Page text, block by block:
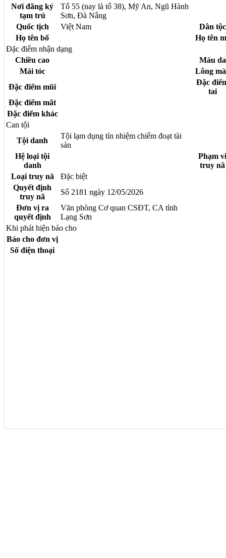
Nơi đăng ký
tạm trú
Tổ 55 (nay là tổ 38), Mỹ An, Ngũ Hành
Sơn, Đà Nẵng
Quốc tịch
Việt Nam
Dân tộc
Họ tên bố
Họ tên
Đặc điểm nhận dạng
Chiều cao
Màu da
Mái tóc
Lông
Đặc điểm mũi
Đặc
tai
Đặc điểm mắt
Đặc điểm khác
Can tội
Tội danh
Tội lạm dụng tín nhiệm chiếm đoạt tài
sản
Hệ loại tội
danh
Phạm vi
truy nã
Loại truy nã
Đặc biệt
Quyết định
truy nã
Số 2181 ngày 12/05/2026
Đơn vị ra
quyết định
Văn phòng Cơ quan CSĐT, CA tỉnh
Lạng Sơn
Khi phát hiện báo cho
Báo cho đơn vị
Số điện thoại